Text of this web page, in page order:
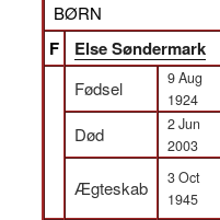
BØRN
F Else Søndermark
Fødsel
9 Aug
1924
Død
2 Jun
2003
Ægteskab
3 Oct
1945